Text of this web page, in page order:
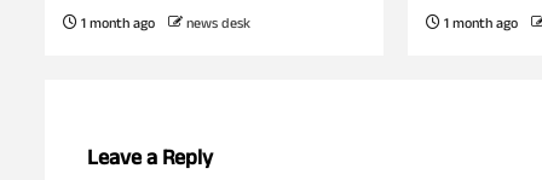
1 month ago news desk 1 month ago
Leave a Reply